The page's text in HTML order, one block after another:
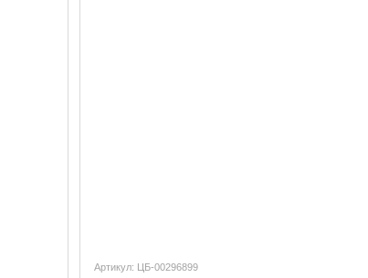
Артикул: ЦБ-00296899